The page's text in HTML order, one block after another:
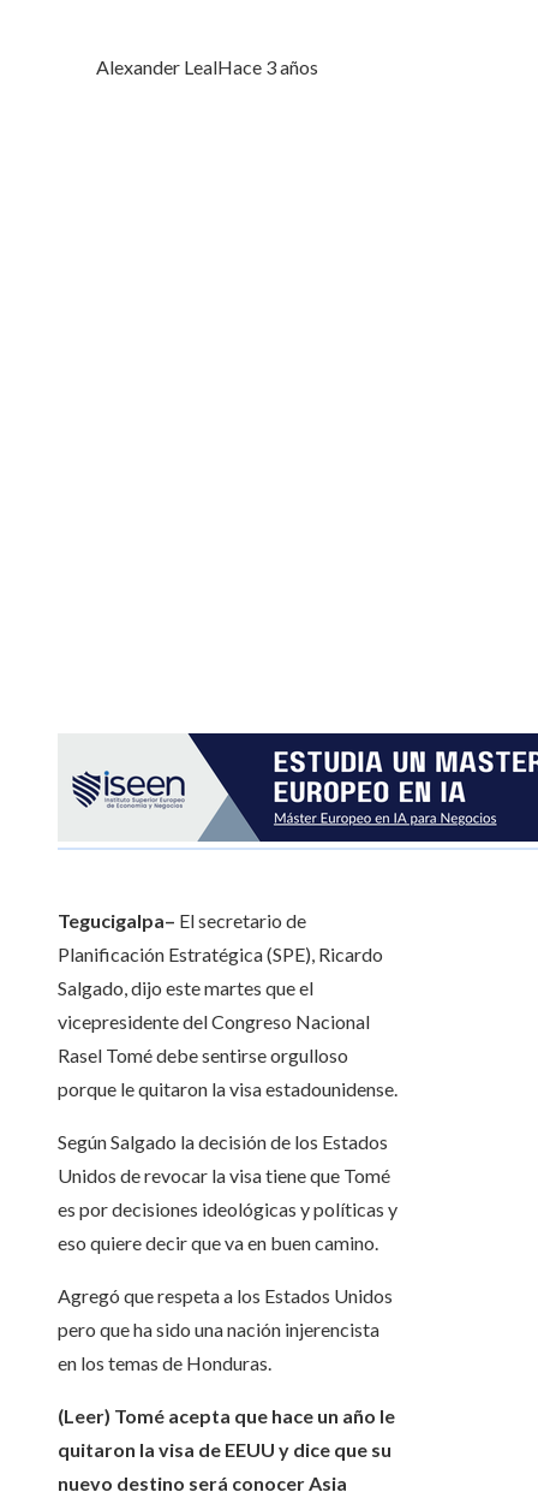
Alexander LealHace 3 años
Tegucigalpa– El secretario de
Planificación Estratégica (SPE), Ricardo
Salgado, dijo este martes que el
vicepresidente del Congreso Nacional
Rasel Tomé debe sentirse orgulloso
porque le quitaron la visa estadounidense.
Según Salgado la decisión de los Estados
Unidos de revocar la visa tiene que Tomé
es por decisiones ideológicas y políticas y
eso quiere decir que va en buen camino.
Agregó que respeta a los Estados Unidos
pero que ha sido una nación injerencista
en los temas de Honduras.
(Leer) Tomé acepta que hace un año le
quitaron la visa de EEUU y dice que su
nuevo destino será conocer Asia